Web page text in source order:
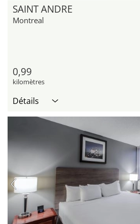
SAINT ANDRE
Montreal
0,99
kilomètres
Détails